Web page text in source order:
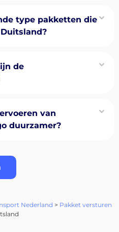
type pakketten die
de
van
duurzamer?
Nederland > Pakket versturen